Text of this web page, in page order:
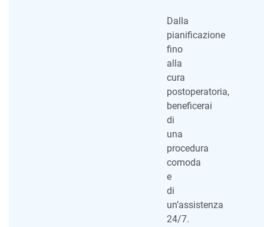
Dalla
pianificazione
fino
alla
cura
postoperatoria,
beneficerai
di
una
procedura
comoda
e
di
un’assistenza
24/7.